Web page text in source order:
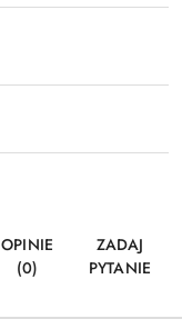
OPINIE
(0)
ZADAJ
PYTANIE